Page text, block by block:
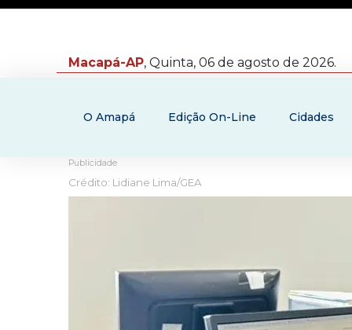
Macapá-AP, Quinta, 06 de agosto de 2026.
O Amapá Edição On-Line Cidades
Publicidade
Crédito: Lidiane Lima/GEA